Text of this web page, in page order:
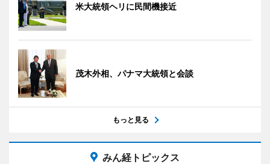
米大統領ヘリに民間機接近
茂木外相、パナマ大統領と会談
もっと見る
みん経トピックス